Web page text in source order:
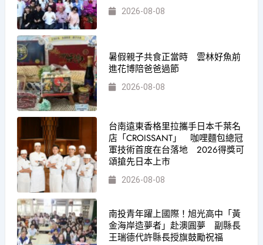
2026-08-08
暑假親子共食正當時 雲林好魚前
進花博陪爸爸過節
2026-08-08
台南遠東香格里拉攜手日本千葉名
店「CROISSANT」 咖哩麵包總冠
軍技術首度在台落地 2026得獎可
頌搶先日本上市
2026-08-08
南投青年躍上國際！旭光高中「黃
金海岸造夢者」赴澳圓夢 副縣長
王瑞德代許縣長授旗鼓勵祝福